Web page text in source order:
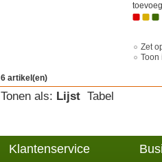
Zet
Toon
6 artikel(en)
Tonen als: Lijst Tabel
Klantenservice